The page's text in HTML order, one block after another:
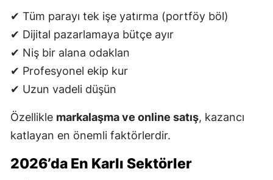
✔ Tüm parayı tek işe yatırma (portföy böl)
✔ Dijital pazarlamaya bütçe ayır
✔ Niş bir alana odaklan
✔ Profesyonel ekip kur
✔ Uzun vadeli düşün
Özellikle markalaşma ve online satış, kazancı
katlayan en önemli faktörlerdir.
2026’da En Karlı Sektörler